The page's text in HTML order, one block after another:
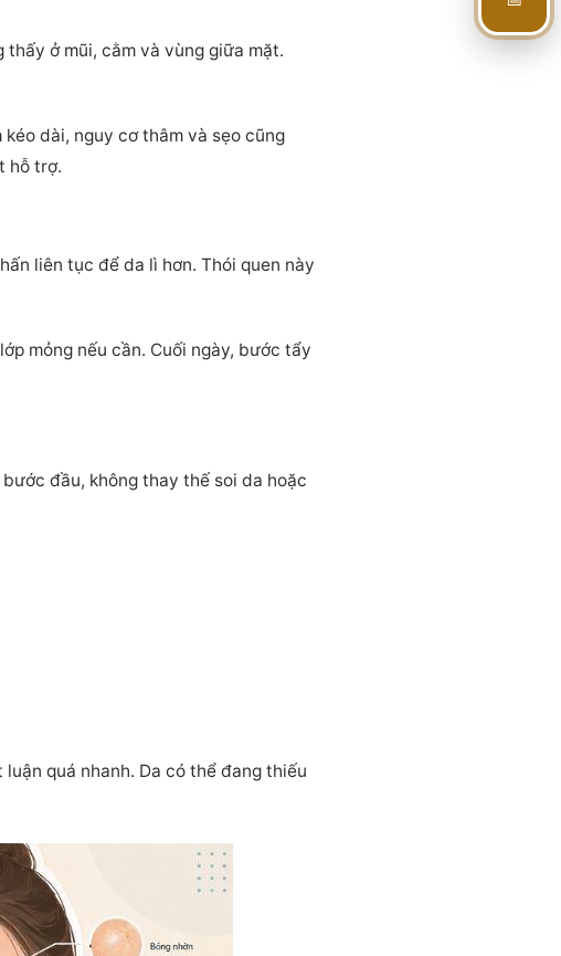
ở mũi, cằm và vùng giữa mặt.
dài, nguy cơ thâm và sẹo cũng
hỗ trợ.
liên tục để da lì hơn. Thói quen này
mỏng nếu cần. Cuối ngày, bước tẩy
đầu, không thay thế soi da hoặc
quá nhanh. Da có thể đang thiếu